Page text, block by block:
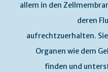
allem in den
deren
aufrechtzuerhalten.
Organen wie dem
finden und